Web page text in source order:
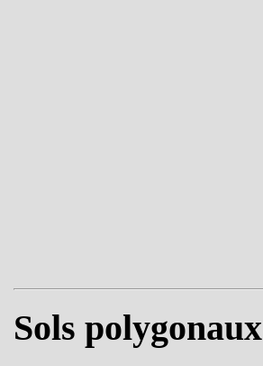
Sols polygonaux